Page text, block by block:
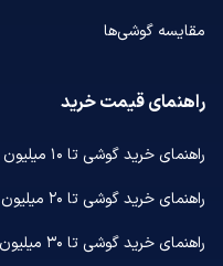
مقایسه گوشی‌ها
راهنمای قیمت خرید
راهنمای خرید گوشی تا ۱۰ میلیون
راهنمای خرید گوشی تا ۲۰ میلیون
راهنمای خرید گوشی تا ۳۰ میلیون